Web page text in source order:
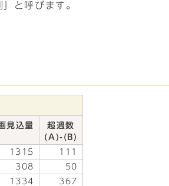
と呼びます。
見込量
超過数
(A)-(B)
1315
111
308
50
1334
367